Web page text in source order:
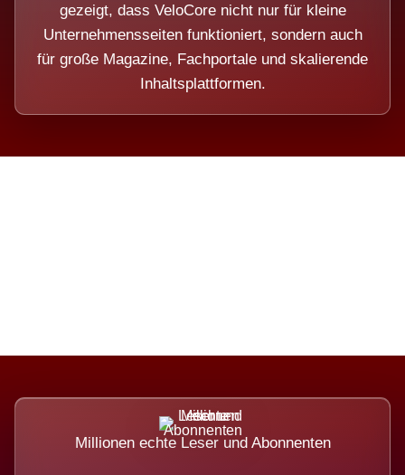
gezeigt, dass VeloCore nicht nur für kleine
Unternehmensseiten funktioniert, sondern auch
für große Magazine, Fachportale und skalierende
Inhaltsplattformen.
Millionen echte Leser und Abonnenten